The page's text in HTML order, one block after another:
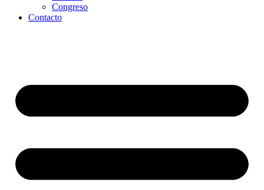
Congreso
Contacto